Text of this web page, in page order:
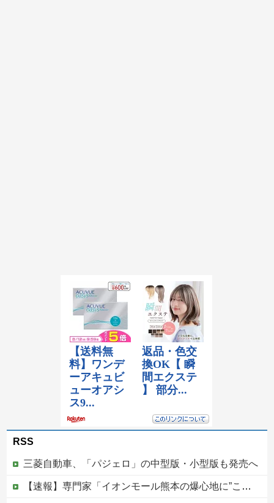
RSS
三菱自動車、「パジェロ」の中型版・小型版も発売へ
【速報】専門家「イオンモール熊本の爆心地に”こんなもの”があったんだけど…」